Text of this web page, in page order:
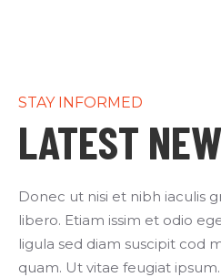
STAY INFORMED
LATEST
Donec ut nisi et nibh iaculis
libero. Etiam issim et odio
ligula sed diam suscipit cod
quam. Ut vitae feugiat ipsum.